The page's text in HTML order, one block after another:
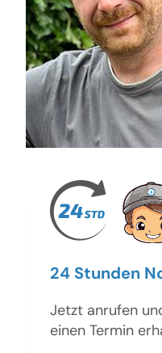
24 Stunden
Jetzt anrufen
einen Termin